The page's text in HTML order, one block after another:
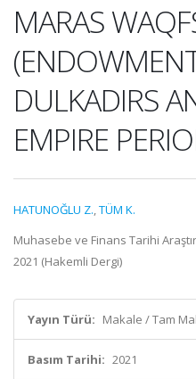
MARAS
DULKADIRS
EMPIRE
HATUNOĞLU Z.,TÜM K.
Muhasebe ve Finans Tarihi
2021 (Hakemli Dergi)
Yayın Türü: Makale / Tam
Basım Tarihi: 2021